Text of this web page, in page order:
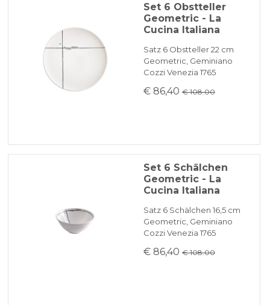
Set 6 Obstteller
Geometric - La
Cucina Italiana
Satz 6 Obstteller 22 cm
Geometric, Geminiano
Cozzi Venezia 1765
€ 86,40 € 108.00
Set 6 Schälchen
Geometric - La
Cucina Italiana
Satz 6 Schälchen 16,5 cm
Geometric, Geminiano
Cozzi Venezia 1765
€ 86,40 € 108.00